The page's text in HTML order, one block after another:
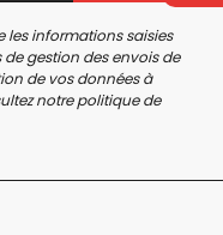
les informations saisies
de gestion des envois de
de vos données à
notrepolitique de